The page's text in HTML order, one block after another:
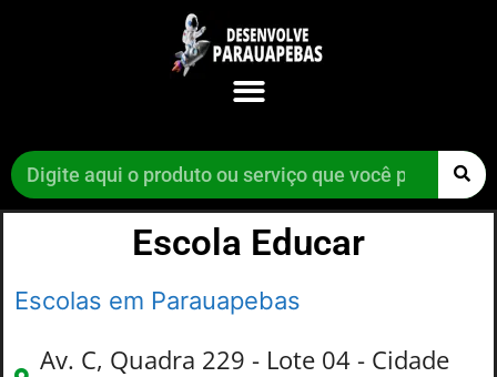
Escola Educar
Escolas em Parauapebas
Av. C, Quadra 229 - Lote 04 - Cidade